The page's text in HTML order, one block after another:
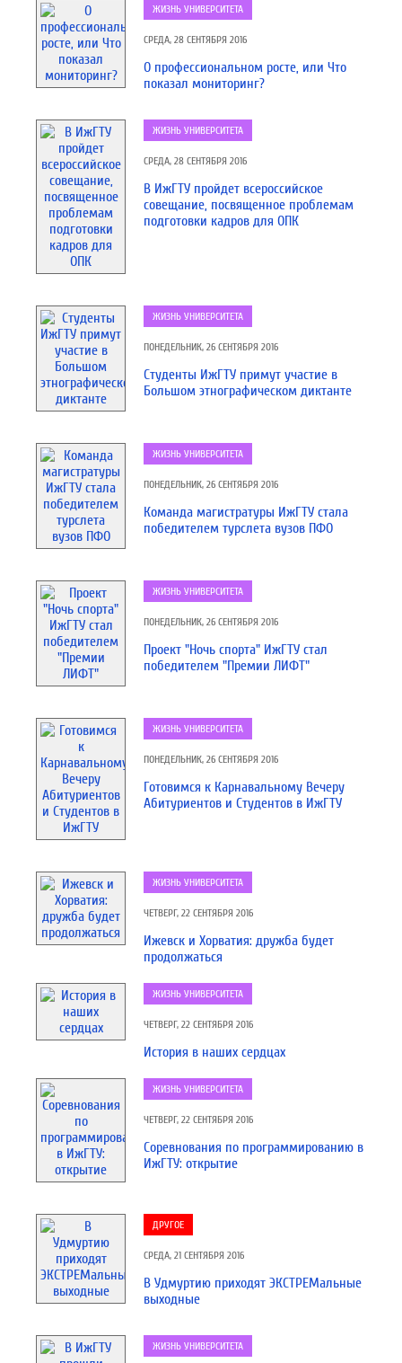
ЖИЗНЬ УНИВЕРСИТЕТА
СРЕДА, 28 СЕНТЯБРЯ 2016
О профессиональном росте, или Что
показал мониторинг?
ЖИЗНЬ УНИВЕРСИТЕТА
СРЕДА, 28 СЕНТЯБРЯ 2016
В ИжГТУ пройдет всероссийское
совещание, посвященное проблемам
подготовки кадров для ОПК
ЖИЗНЬ УНИВЕРСИТЕТА
ПОНЕДЕЛЬНИК, 26 СЕНТЯБРЯ 2016
Студенты ИжГТУ примут участие в
Большом этнографическом диктанте
ЖИЗНЬ УНИВЕРСИТЕТА
ПОНЕДЕЛЬНИК, 26 СЕНТЯБРЯ 2016
Команда магистратуры ИжГТУ стала
победителем турслета вузов ПФО
ЖИЗНЬ УНИВЕРСИТЕТА
ПОНЕДЕЛЬНИК, 26 СЕНТЯБРЯ 2016
Проект "Ночь спорта" ИжГТУ стал
победителем "Премии ЛИФТ"
ЖИЗНЬ УНИВЕРСИТЕТА
ПОНЕДЕЛЬНИК, 26 СЕНТЯБРЯ 2016
Готовимся к Карнавальному Вечеру
Абитуриентов и Студентов в ИжГТУ
ЖИЗНЬ УНИВЕРСИТЕТА
ЧЕТВЕРГ, 22 СЕНТЯБРЯ 2016
Ижевск и Хорватия: дружба будет
продолжаться
ЖИЗНЬ УНИВЕРСИТЕТА
ЧЕТВЕРГ, 22 СЕНТЯБРЯ 2016
История в наших сердцах
ЖИЗНЬ УНИВЕРСИТЕТА
ЧЕТВЕРГ, 22 СЕНТЯБРЯ 2016
Соревнования по программированию в
ИжГТУ: открытие
ДРУГОЕ
СРЕДА, 21 СЕНТЯБРЯ 2016
В Удмуртию приходят ЭКСТРЕМальные
выходные
ЖИЗНЬ УНИВЕРСИТЕТА